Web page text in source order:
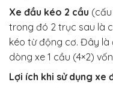
Xe đầu kéo 2 cầu (cấu
trong đó 2 trục sau là
kéo từ động cơ. Đây là
dòng xe 1 cầu (4×2)
Lợi ích khi sử dụng xe